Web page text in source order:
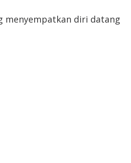
menyempatkan diri datang